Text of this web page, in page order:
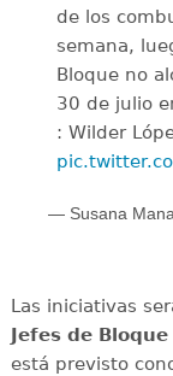
de los
semana,
Bloque no
30 de julio
: Wilder
— Susana
Las iniciativas
Jefes de Bloque
está previsto